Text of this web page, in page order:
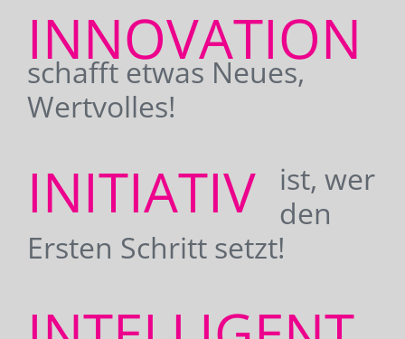
INNOVATION
schafft etwas Neues,
Wertvolles!
INITIATIV
ist, wer
den
Ersten Schritt setzt!